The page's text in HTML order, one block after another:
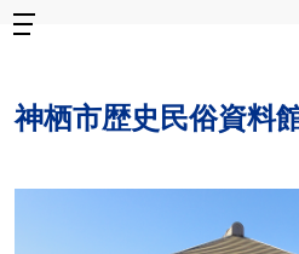
神栖市歴史民俗資料